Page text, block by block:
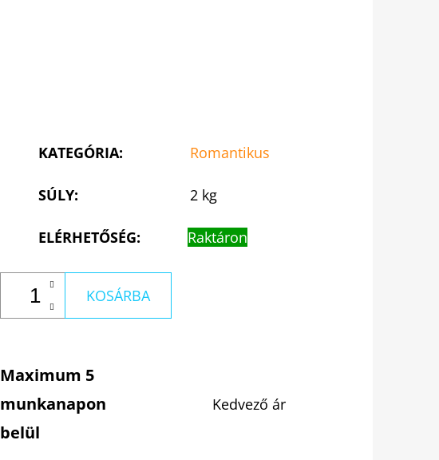
KATEGÓRIA: Romantikus
SÚLY: 2 kg
ELÉRHETŐSÉG: Raktáron
KOSÁRBA
Maximum 5
munkanapon
belül
Kedvező ár